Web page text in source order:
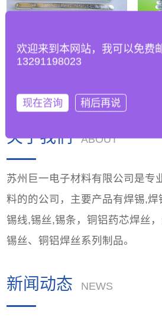
晋源如何优化波峰焊
工艺参数以适应无铅
晋
关于我们 ABOUT
苏州巨一电子材料有限公司是专
料的的公司，主要产品有焊锡,
锡线,锡丝,锡条，铜铝药芯焊丝
锡丝、铜铝焊丝系列制品。
新闻动态 NEWS
欢迎来到本网站，我可以免费
13291198023
现在咨询 稍后再说